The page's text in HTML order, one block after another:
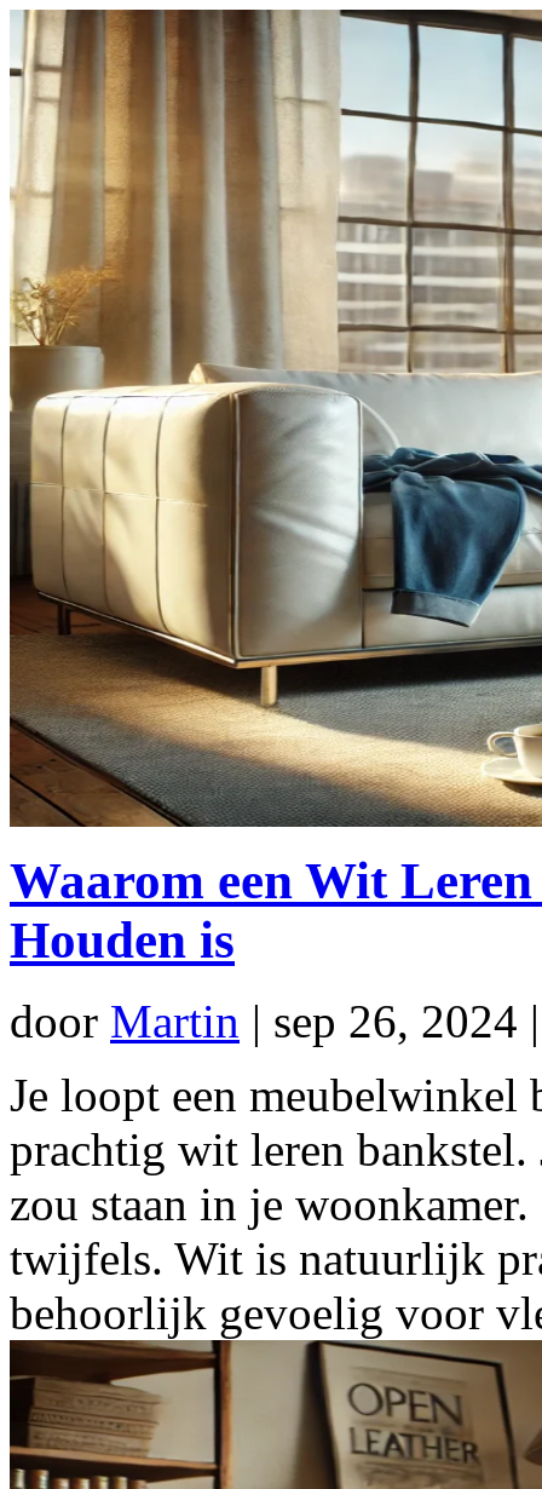
Waarom een Wit
Houden is
door Martin | sep 26, 2024
Je loopt een meubelwinkel
prachtig wit leren
zou staan in je
twijfels. Wit is natuurlijk
behoorlijk gevoelig voor